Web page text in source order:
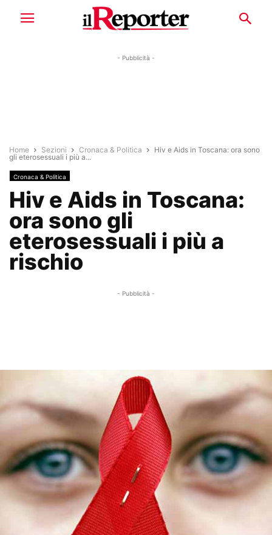
- Pubblicità -
Home Sezioni Cronaca & Politica
Hiv e Aids in Toscana: ora sono
gli eterosessuali i più a...
Cronaca & Politica
Hiv e Aids in Toscana:
ora sono gli
eterosessuali i più a
rischio
- Pubblicità -